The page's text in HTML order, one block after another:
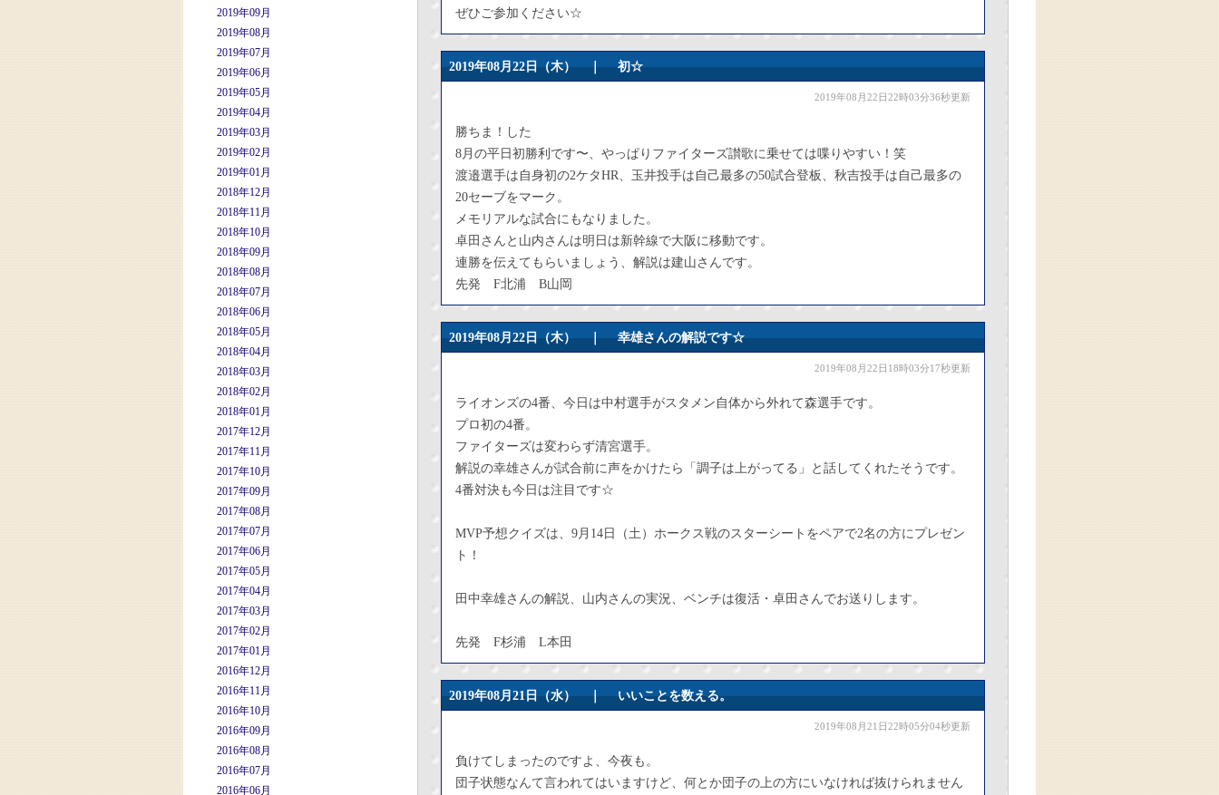
2019年09月
2019年08月
2019年07月
2019年06月
2019年05月
2019年04月
2019年03月
2019年02月
2019年01月
2018年12月
2018年11月
2018年10月
2018年09月
2018年08月
2018年07月
2018年06月
2018年05月
2018年04月
2018年03月
2018年02月
2018年01月
2017年12月
2017年11月
2017年10月
2017年09月
2017年08月
2017年07月
2017年06月
2017年05月
2017年04月
2017年03月
2017年02月
2017年01月
2016年12月
2016年11月
2016年10月
2016年09月
2016年08月
2016年07月
2016年06月
ぜひご参加ください☆
2019年08月22日（木） ｜初☆
2019年08月22日22時03分36秒更新
勝ちま！した
8月の平日初勝利です〜、やっぱりファイターズ讃歌に乗せては喋りやすい！笑
渡邉選手は自身初の2ケタHR、玉井投手は自己最多の50試合登板、秋吉投手は自己最多の
20セーブをマーク。
メモリアルな試合にもなりました。
卓田さんと山内さんは明日は新幹線で大阪に移動です。
連勝を伝えてもらいましょう、解説は建山さんです。
先発 F北浦 B山岡
2019年08月22日（木） ｜幸雄さんの解説です☆
2019年08月22日18時03分17秒更新
ライオンズの4番、今日は中村選手がスタメン自体から外れて森選手です。
プロ初の4番。
ファイターズは変わらず清宮選手。
解説の幸雄さんが試合前に声をかけたら「調子は上がってる」と話してくれたそうです。
4番対決も今日は注目です☆
MVP予想クイズは、9月14日（土）ホークス戦のスターシートをペアで2名の方にプレゼン
ト！
田中幸雄さんの解説、山内さんの実況、ベンチは復活・卓田さんでお送りします。
先発 F杉浦 L本田
2019年08月21日（水） ｜いいことを数える。
2019年08月21日22時05分04秒更新
負けてしまったのですよ、今夜も。
団子状態なんて言われてはいますけど、何とか団子の上の方にいなければ抜けられません